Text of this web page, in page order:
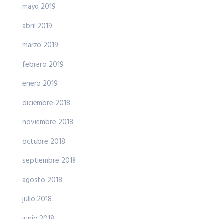
mayo 2019
abril 2019
marzo 2019
febrero 2019
enero 2019
diciembre 2018
noviembre 2018
octubre 2018
septiembre 2018
agosto 2018
julio 2018